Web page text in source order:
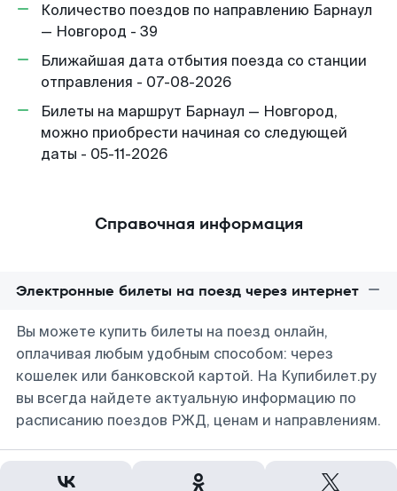
Количество поездов по направлению Барнаул
— Новгород - 39
Ближайшая дата отбытия поезда со станции
отправления - 07-08-2026
Билеты на маршрут Барнаул — Новгород,
можно приобрести начиная со следующей
даты - 05-11-2026
Справочная информация
Электронные билеты на поезд через интернет
Вы можете купить билеты на поезд онлайн,
оплачивая любым удобным способом: через
кошелек или банковской картой. На Купибилет.ру
вы всегда найдете актуальную информацию по
расписанию поездов РЖД, ценам и направлениям.